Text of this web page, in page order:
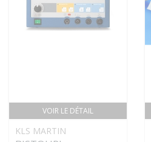
VOIR LE DÉTAIL
KLS MARTIN